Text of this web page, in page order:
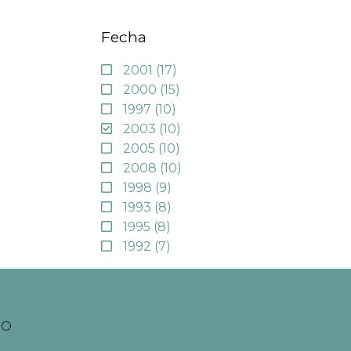
Fecha
2001 (17)
2000 (15)
1997 (10)
2003 (10)
2005 (10)
2008 (10)
1998 (9)
1993 (8)
1995 (8)
1992 (7)